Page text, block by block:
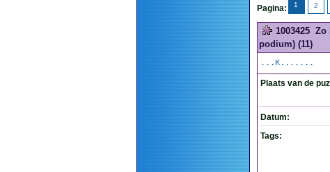
Pagina: 1 2
1003425 Zo
podium) (11)
...K.......
Plaats van de
Datum:
Tags: